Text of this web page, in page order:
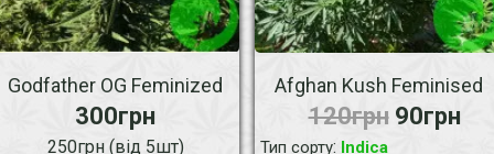
Godfather OG Feminized
300грн
250грн (від 5шт)
Afghan Kush Feminised
120грн 90грн
Тип сорту: Indica